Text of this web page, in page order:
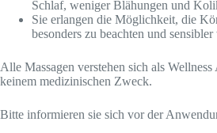
Schlaf, weniger Blähungen und
Sie erlangen die Möglichkeit, die
besonders zu beachten und
Alle Massagen verstehen sich als
keinem medizinischen Zweck.
Bitte informieren sie sich vor der